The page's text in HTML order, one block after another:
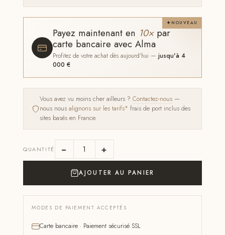
NOUVEAU
Payez maintenant en 10×par
carte bancaire avec Alma
Profitez de votre achat dès aujourd'hui —jusqu'à 4
000 €
Vous avez vu moins cher ailleurs ?Contactez-nous —
nous nousalignons sur les tarifs* frais de port inclus des
sites basés en France.
QUANTITÉ − +
AJOUTER AU PANIER
MODES DE PAIEMENT ACCEPTÉS
Carte bancaire · Paiement sécurisé SSL